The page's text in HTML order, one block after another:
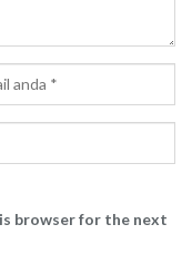
browser for the next